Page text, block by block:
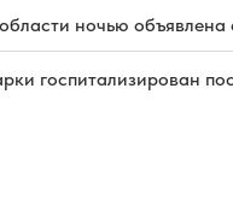
ночью
госпитализирован